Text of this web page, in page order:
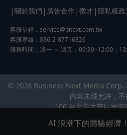
| 關於我們 | 廣告合作 | 徵才 | 隱私權政
客服信箱： service@bnext.com.tw
客服專線：886-2-87716326
服務時間：週一 ～ 週五：09:30~12:00；
© 2026 Business Next Media Corp.
內容未經允許，不
106 台北市大安區光
AI 浪潮下的體驗經濟！